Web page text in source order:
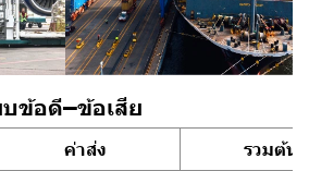
บข้อดี–ข้อเสีย
ค่าส่ง รวมต้น